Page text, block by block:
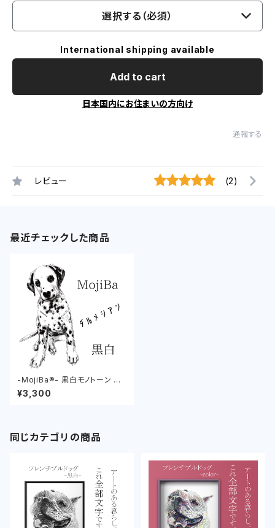
選択する（必須）
International shipping available
Add to cart
日本国内にお住まいの方向け
通報する
レビュー (2)
最近チェックした商品
-MojiBa®︎- 黒白モノトーン ダ
ルメシアンポスター (Dalmatia
n Poster)
¥3,300
同じカテゴリの商品